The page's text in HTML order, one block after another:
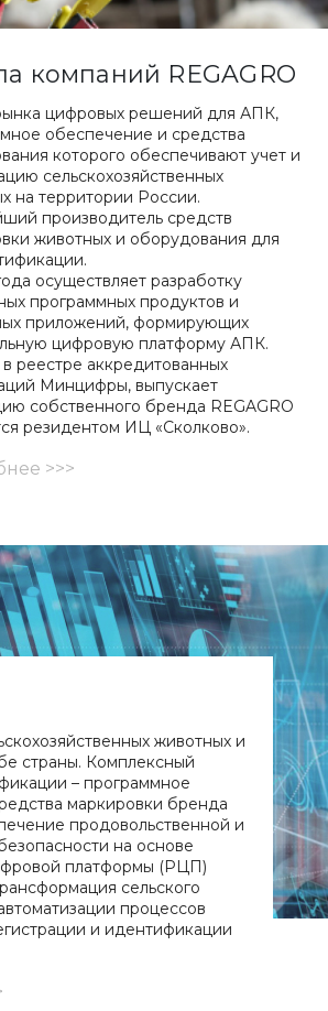
компаний REGAGRO
цифровых решений для АПК,
обеспечение и средства
которого обеспечивают учет и
сельскохозяйственных
на территории России.
производитель средств
животных и оборудования для
осуществляет разработку
программных продуктов и
приложений, формирующих
цифровую платформу АПК.
в реестре аккредитованных
Минцифры, выпускает
собственного бренда REGAGRO
резидентом ИЦ «Сколково».
>>>
животных и
страны. Комплексный
– программное
маркировки бренда
продовольственной и
на основе
платформы (РЦП)
сельского
процессов
и идентификации